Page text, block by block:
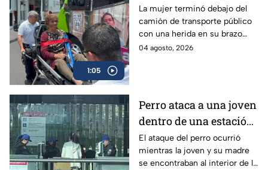
1:05
atropellada por camión
de transporte público
en la México-Tacuba;
logra sobrevivir
La mujer terminó debajo del
camión de transporte público
con una herida en su brazo
izquierdo, por lo que fue
04 agosto, 2026
Perro ataca a una joven
dentro de una estación
del Metrobús CDMX
El ataque del perro ocurrió
mientras la joven y su madre
se encontraban al interior de la